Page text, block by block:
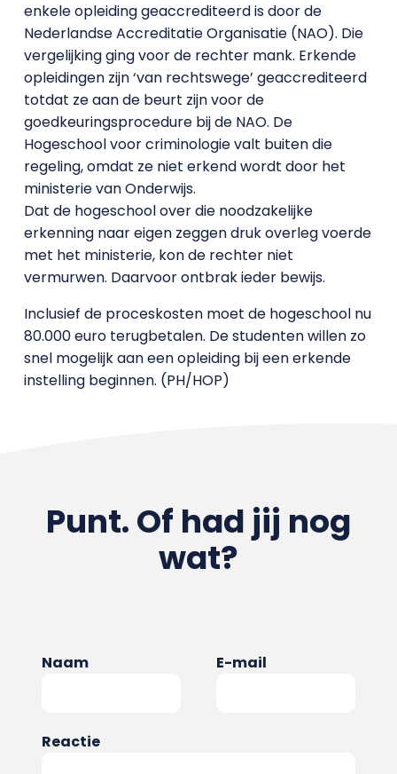
enkele opleiding geaccrediteerd is door de
Nederlandse Accreditatie Organisatie (NAO). Die
vergelijking ging voor de rechter mank. Erkende
opleidingen zijn ‘van rechtswege’ geaccrediteerd
totdat ze aan de beurt zijn voor de
goedkeuringsprocedure bij de NAO. De
Hogeschool voor criminologie valt buiten die
regeling, omdat ze niet erkend wordt door het
ministerie van Onderwijs.
Dat de hogeschool over die noodzakelijke
erkenning naar eigen zeggen druk overleg voerde
met het ministerie, kon de rechter niet
vermurwen. Daarvoor ontbrak ieder bewijs.
Inclusief de proceskosten moet de hogeschool nu
80.000 euro terugbetalen. De studenten willen zo
snel mogelijk aan een opleiding bij een erkende
instelling beginnen. (PH/HOP)
Punt. Of had jij nog
wat?
Naam E-mail
Reactie